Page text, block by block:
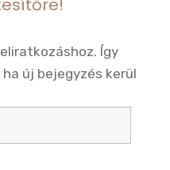
Így
új bejegyzés kerül